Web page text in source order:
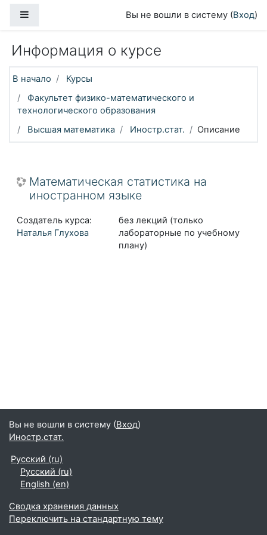
Вы не вошли в систему (Вход)
Информация о курсе
В начало
Курсы
Факультет физико-математического и
технологического образования
Высшая математика
Иностр.стат. Описание
Математическая статистика на
иностранном языке
без лекций (только
лабораторные по учебному
плану)
Создатель курса:
Наталья Глухова
Вы не вошли в систему (Вход)
Иностр.стат.
Русский ‎(ru)‎
Русский ‎(ru)‎
English ‎(en)‎
Сводка хранения данных
Переключить на стандартную тему